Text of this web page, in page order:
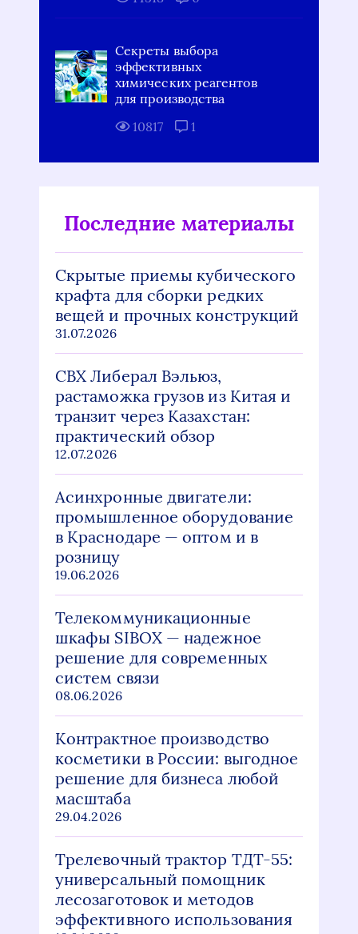
Секреты выбора
эффективных
химических реагентов
для производства
10817
1
Последние материалы
Скрытые приемы кубического
крафта для сборки редких
вещей и прочных конструкций
31.07.2026
СВХ Либерал Вэльюз,
растаможка грузов из Китая и
транзит через Казахстан:
практический обзор
12.07.2026
Асинхронные двигатели:
промышленное оборудование
в Краснодаре — оптом и в
розницу
19.06.2026
Телекоммуникационные
шкафы SIBOX — надежное
решение для современных
систем связи
08.06.2026
Контрактное производство
косметики в России: выгодное
решение для бизнеса любой
масштаба
29.04.2026
Трелевочный трактор ТДТ-55:
универсальный помощник
лесозаготовок и методов
эффективного использования